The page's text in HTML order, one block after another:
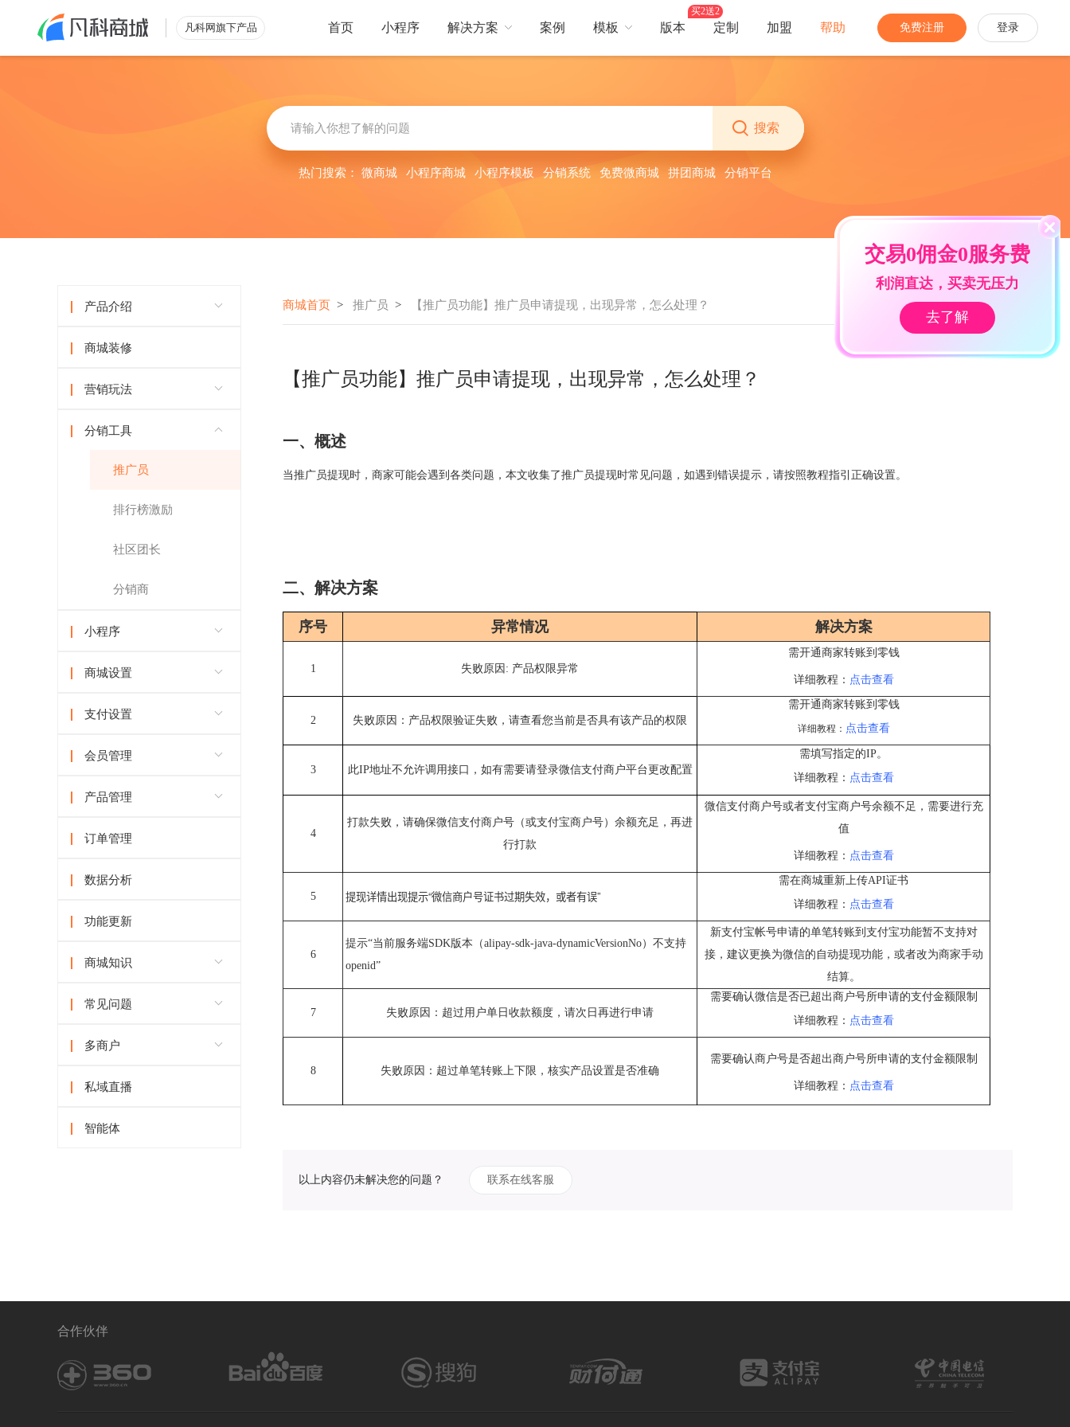
凡科网旗下产品 首页 小程序 解决方案
外卖 社团团购
开启社区消费新模式
当面付
线下扫码付，带来更多新会员
案例 模板
综合电商 服装鞋帽
日用百货
美容护肤 家装家居
医药保健 珠宝饰品
版本
买2送2
定制 加盟 帮助 免费注册 登录
搜索
热门搜索： 微商城 小程序商城 小程序模板 分销系统 免费微商城 拼团商城 分销平台
产品介绍
商城装修
营销玩法
分销工具
推广员
排行榜激励
社区团长
分销商
小程序
商城设置
支付设置
会员管理
产品管理
订单管理
数据分析
功能更新
商城知识
常见问题
多商户
私域直播
智能体
商城首页 >推广员 > 【推广员功能】推广员申请提现，出现异常，怎么处理？
【推广员功能】推广员申请提现，出现异常，怎么处理？
一、概述
当推广员提现时，商家可能会遇到各类问题，本文收集了推广员提现时常见问题，如遇到错误提示，请按照教程指引正确设置。
二、解决方案
序号 异常情况 解决方案
1 失败原因: 产品权限异常
需开通商家转账到零钱
详细教程： 点击查看
2 失败原因：产品权限验证失败，请查看您当前是否具有该产品的权限
需开通商家转账到零钱
详细教程： 点击查看
3 此IP地址不允许调用接口，如有需要请登录微信支付商户平台更改配置
需填写指定的IP。
详细教程： 点击查看
4
打款失败，请确保微信支付商户号（或支付宝商户号）余额充足，再进
行打款
微信支付商户号或者支付宝商户号余额不足，需要进行充
值
详细教程： 点击查看
5 提现详情出现提示“微信商户号证书过期失效，或者有误”
需在商城重新上传API证书
详细教程： 点击查看
6
提示“当前服务端SDK版本（alipay-sdk-java-dynamicVersionNo）不支持
openid”
新支付宝帐号申请的单笔转账到支付宝功能暂不支持对
接，建议更换为微信的自动提现功能，或者改为商家手动
结算。
7 失败原因：超过用户单日收款额度，请次日再进行申请
需要确认微信是否已超出商户号所申请的支付金额限制
详细教程： 点击查看
8 失败原因： 超过单笔转账上下限，核实产品设置是否准确
需要确认商户号是否超出商户号所申请的支付金额限制
详细教程： 点击查看
以上内容仍未解决您的问题？ 联系在线客服
合作伙伴
交易0佣金0服务费
利润直达，买卖无压力
去了解